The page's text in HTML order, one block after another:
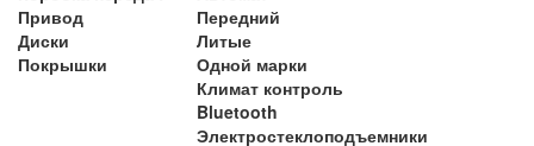
Привод
Передний
Диски
Литые
Покрышки
Одной марки
Климат контроль
Bluetooth
Электростеклоподъемники